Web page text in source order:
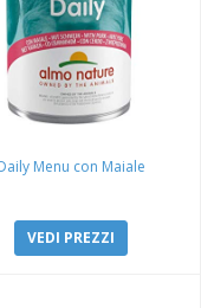
Menu con Maiale
VEDI PREZZI